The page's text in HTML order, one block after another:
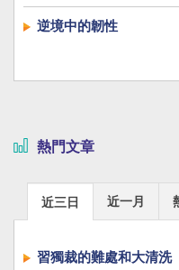
逆境中的韌性
熱門文章
近三日 近一月
習獨裁的難處和大清洗